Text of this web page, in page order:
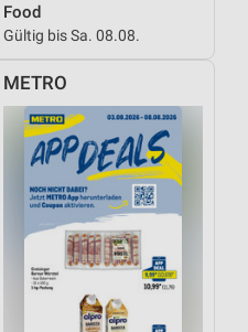
Food
Gültig bis Sa. 08.08.
METRO